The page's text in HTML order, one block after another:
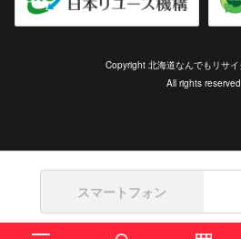
Copyright 北海道なんでもリサ
All rights reserved
スマートフォン